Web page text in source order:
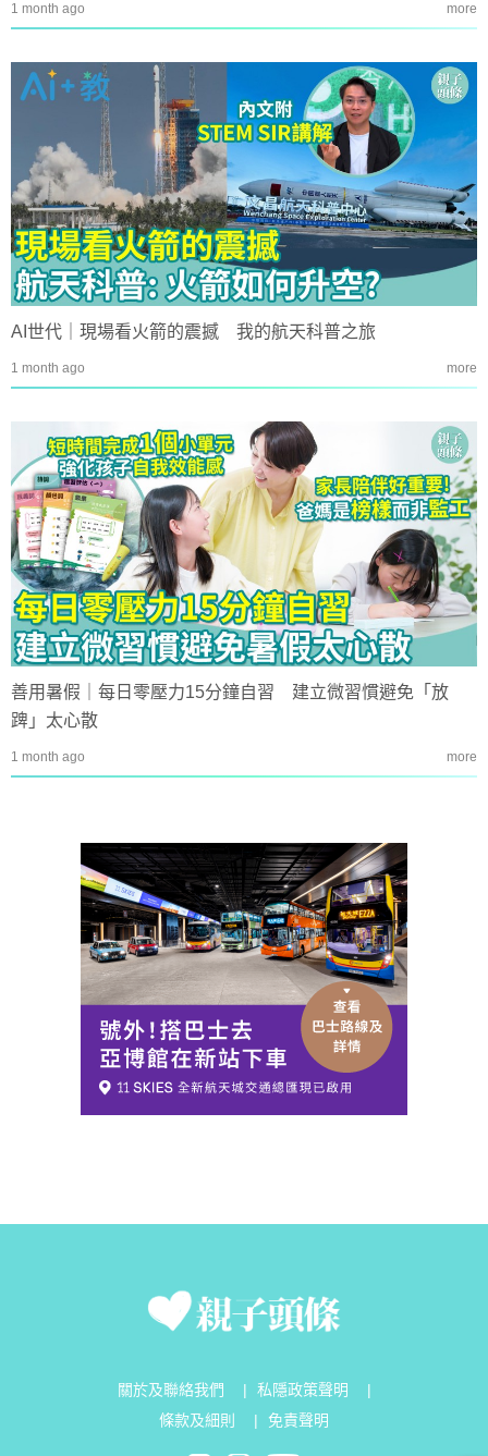
1 month ago more
AI世代｜現場看火箭的震撼 我的航天科普之旅
1 month ago more
善用暑假｜每日零壓力15分鐘自習 建立微習慣避免「放
䠋」太心散
1 month ago more
關於及聯絡我們 私隱政策聲明
條款及細則
免責聲明